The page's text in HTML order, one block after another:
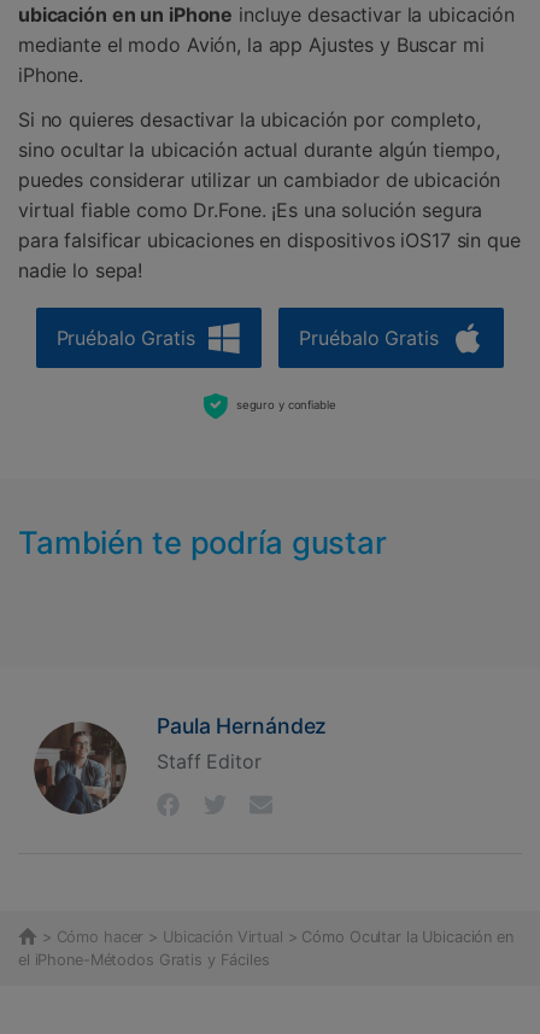
ubicación en un iPhone incluye desactivar la ubicación
mediante el modo Avión, la app Ajustes y Buscar mi
iPhone.
Si no quieres desactivar la ubicación por completo,
sino ocultar la ubicación actual durante algún tiempo,
puedes considerar utilizar un cambiador de ubicación
virtual fiable como Dr.Fone. ¡Es una solución segura
para falsificar ubicaciones en dispositivos iOS17 sin que
nadie lo sepa!
Pruébalo Gratis Pruébalo Gratis
seguro y confiable
También te podría gustar
Paula Hernández
Staff Editor
> Cómo hacer > Ubicación Virtual > Cómo Ocultar la Ubicación en
el iPhone-Métodos Gratis y Fáciles